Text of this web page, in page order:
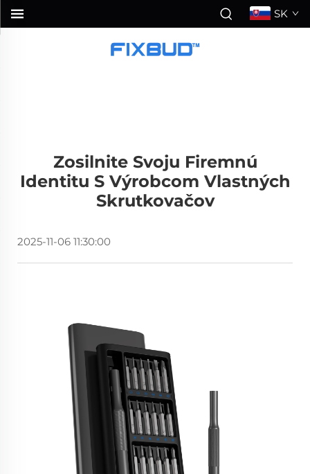
SK
Zosilnite Svoju Firemnú
Identitu S Výrobcom Vlastných
Skrutkovačov
2025-11-06 11:30:00